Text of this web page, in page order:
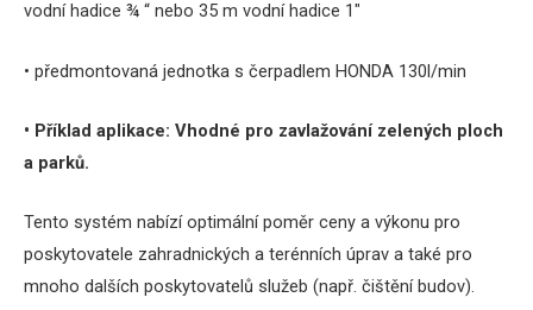
vodní hadice ¾ “ nebo 35 m vodní hadice 1″
• předmontovaná jednotka s čerpadlem HONDA 130l/min
• Příklad aplikace: Vhodné pro zavlažování zelených ploch
a parků.
Tento systém nabízí optimální poměr ceny a výkonu pro
poskytovatele zahradnických a terénních úprav a také pro
mnoho dalších poskytovatelů služeb (např. čištění budov).